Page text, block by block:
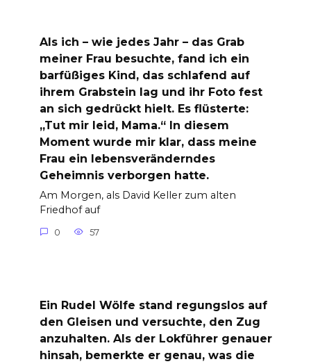
Als ich – wie jedes Jahr – das Grab
meiner Frau besuchte, fand ich ein
barfüßiges Kind, das schlafend auf
ihrem Grabstein lag und ihr Foto fest
an sich gedrückt hielt. Es flüsterte:
„Tut mir leid, Mama.“ In diesem
Moment wurde mir klar, dass meine
Frau ein lebensveränderndes
Geheimnis verborgen hatte.
Am Morgen, als David Keller zum alten
Friedhof auf
0 57
Ein Rudel Wölfe stand regungslos auf
den Gleisen und versuchte, den Zug
anzuhalten. Als der Lokführer genauer
hinsah, bemerkte er genau, was die